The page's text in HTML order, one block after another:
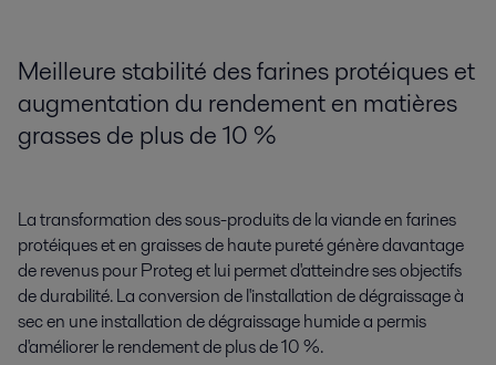
Meilleure stabilité des farines protéiques et
augmentation du rendement en matières
grasses de plus de 10 %
La transformation des sous-produits de la viande en farines
protéiques et en graisses de haute pureté génère davantage
de revenus pour Proteg et lui permet d'atteindre ses objectifs
de durabilité. La conversion de l'installation de dégraissage à
sec en une installation de dégraissage humide a permis
d'améliorer le rendement de plus de 10 %.